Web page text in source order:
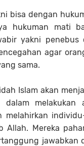
bisa dengan
hukuman mati
yakni penebus
agar
sama.
Islam akan
melakukan
melahirkan
Allah. Mereka
jawabkan